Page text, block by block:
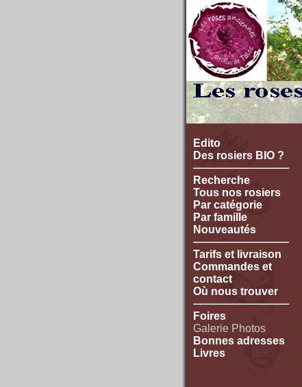
Edito
Des rosiers BIO ?
Recherche
Tous nos rosiers
Par catégorie
Par famille
Nouveautés
Tarifs et livraison
Commandes et
contact
Où nous trouver
Foires
Galerie Photos
Bonnes adresses
Livres